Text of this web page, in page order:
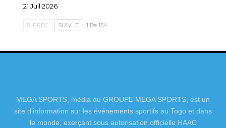
21 Juil 2026
PRÉC. SUIV. 1 De 154
MEGA SPORTS, média du GROUPE MEGA SPORTS, est un
site d’information sur les événements sportifs au Togo et dans
le monde, exerçant sous autorisation officielle HAAC